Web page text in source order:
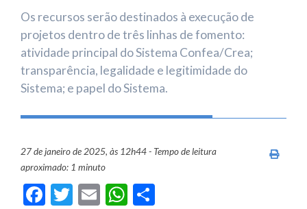
Os recursos serão destinados à execução de
projetos dentro de três linhas de fomento:
atividade principal do Sistema Confea/Crea;
transparência, legalidade e legitimidade do
Sistema; e papel do Sistema.
27 de janeiro de 2025, às 12h44 - Tempo de leitura
aproximado: 1 minuto
Facebook
Twitter
EmailWhatsApp